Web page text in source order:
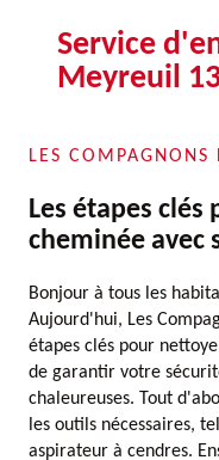
Service
Meyreuil
LES
Les étapes
cheminée avec
Bonjour à tous les
Aujourd'hui, Les
étapes clés pour
de garantir votre
chaleureuses. Tout
les outils nécessaires,
aspirateur à cendres.